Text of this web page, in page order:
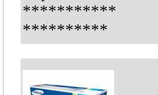
***********
**********